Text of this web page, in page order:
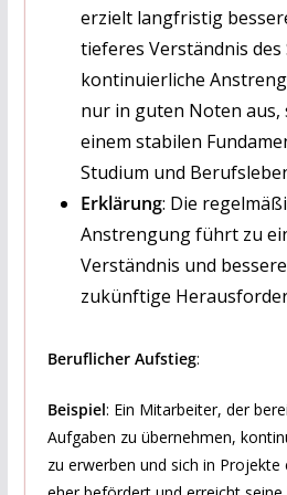
erzielt langfristig
tieferes Verständnis des
kontinuierliche
nur in guten Noten aus,
einem stabilen
Studium und
Erklärung: Die
Anstrengung führt zu
Verständnis und
zukünftige
Beruflicher Aufstieg:
Beispiel: Ein Mitarbeiter, der
Aufgaben zu übernehmen,
zu erwerben und sich in Projekte